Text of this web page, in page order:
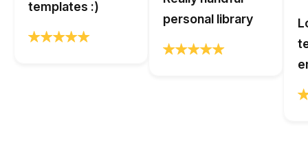
templates :)
personal library